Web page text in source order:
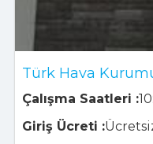
Türk Hava
Çalışma Saatleri :
Giriş Ücreti :